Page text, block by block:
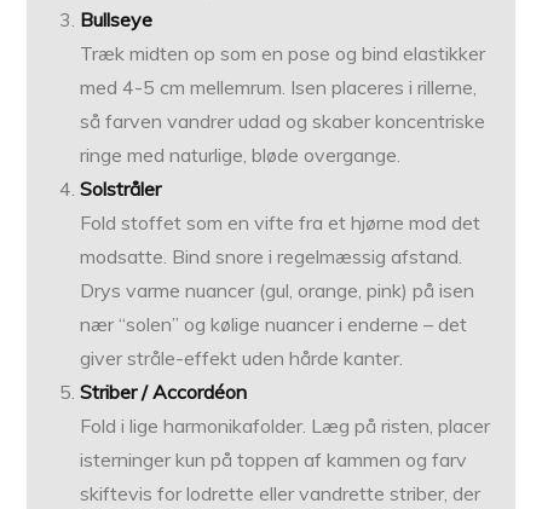
Bullseye
Træk midten op som en pose og bind elastikker
med 4-5 cm mellemrum. Isen placeres i rillerne,
så farven vandrer udad og skaber koncentriske
ringe med naturlige, bløde overgange.
Solstråler
Fold stoffet som en vifte fra et hjørne mod det
modsatte. Bind snore i regelmæssig afstand.
Drys varme nuancer (gul, orange, pink) på isen
nær “solen” og kølige nuancer i enderne – det
giver stråle-effekt uden hårde kanter.
Striber / Accordéon
Fold i lige harmonikafolder. Læg på risten, placer
isterninger kun på toppen af kammen og farv
skiftevis for lodrette eller vandrette striber, der